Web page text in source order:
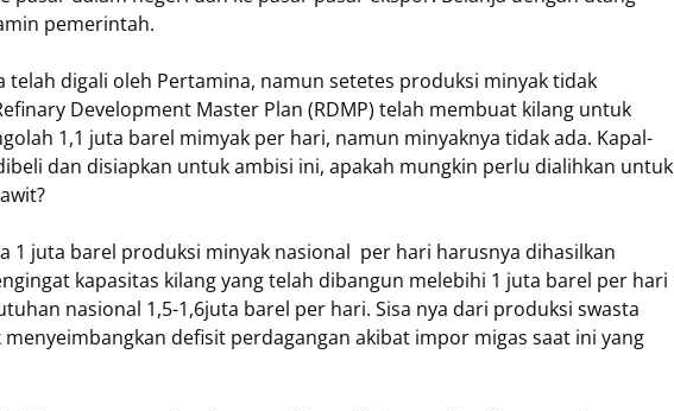
pemerintah.
telah digali oleh Pertamina, namun setetes produksi minyak tidak
Development Master Plan (RDMP) telah membuat kilang untuk
1,1 juta barel mimyak per hari, namun minyaknya tidak ada. Kapal-
dan disiapkan untuk ambisi ini, apakah mungkin perlu dialihkan untuk
1 juta barel produksi minyak nasional per hari harusnya dihasilkan
kapasitas kilang yang telah dibangun melebihi 1 juta barel per hari
nasional 1,5-1,6juta barel per hari. Sisa nya dari produksi swasta
defisit perdagangan akibat impor migas saat ini yang